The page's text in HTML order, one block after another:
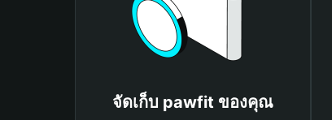
จัดเก็บ pawfit ของคุณ